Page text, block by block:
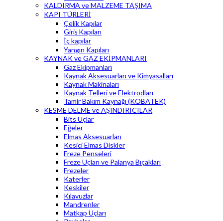
KALDIRMA ve MALZEME TAŞIMA
KAPI TÜRLERİ
Çelik Kapılar
Giriş Kapıları
İç kapılar
Yangın Kapıları
KAYNAK ve GAZ EKİPMANLARI
Gaz Ekipmanları
Kaynak Aksesuarları ve Kimyasalları
Kaynak Makinaları
Kaynak Telleri ve Elektrodları
Tamir Bakım Kaynağı (KOBATEK)
KESME DELME ve AŞINDIRICILAR
Bits Uçlar
Eğeler
Elmas Aksesuarları
Kesici Elmas Diskler
Freze Penseleri
Freze Uçları ve Palanya Bıçakları
Frezeler
Katerler
Keskiler
Kılavuzlar
Mandrenler
Matkap Uçları